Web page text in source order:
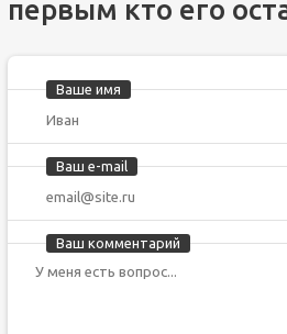
первым кто его
Ваше имя
Ваш e-mail
Ваш комментарий